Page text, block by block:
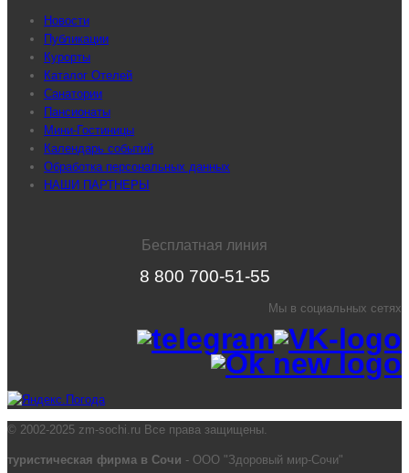
Новости
Публикации
Курорты
Каталог Отелей
Санатории
Пансионаты
Мини-Гостиницы
Календарь событий
Обработка персональных данных
НАШИ ПАРТНЕРЫ
Бесплатная линия
8 800 700-51-55
Мы в социальных сетях
© 2002-2025 zm-sochi.ru Все права защищены.
туристическая фирма в Сочи - ООО "Здоровый мир-Сочи"